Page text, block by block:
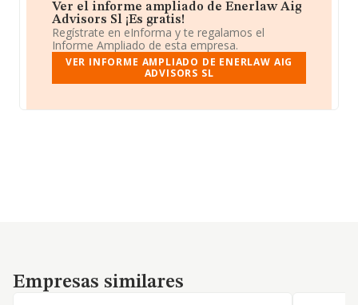
Ver el informe ampliado de Enerlaw Aig
Advisors Sl ¡Es gratis!
Regístrate en eInforma y te regalamos el
Informe Ampliado de esta empresa.
VER INFORME AMPLIADO DE ENERLAW AIG
ADVISORS SL
Empresas similares
Empresas similares